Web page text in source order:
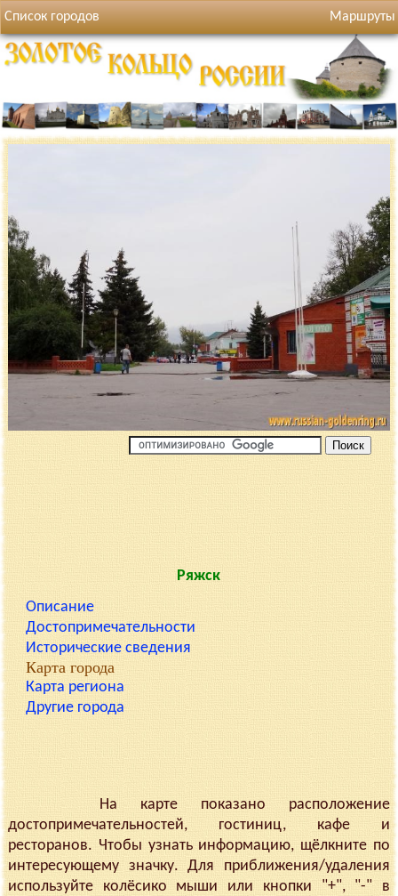
Список городов Маршруты
Ряжск
Описание
Достопримечательности
Исторические сведения
Карта города
Карта региона
Другие города
На карте показано расположение
достопримечательностей, гостиниц, кафе и
ресторанов. Чтобы узнать информацию, щёлкните по
интересующему значку. Для приближения/удаления
используйте колёсико мыши или кнопки "+", "-" в